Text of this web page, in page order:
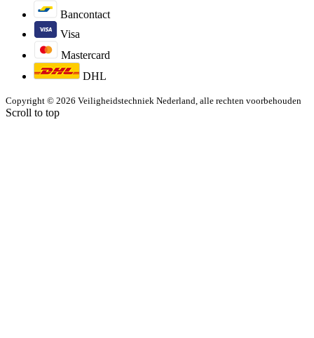
Bancontact
Visa
Mastercard
DHL
Copyright © 2026 Veiligheidstechniek Nederland, alle rechten voorbehouden
Scroll to top